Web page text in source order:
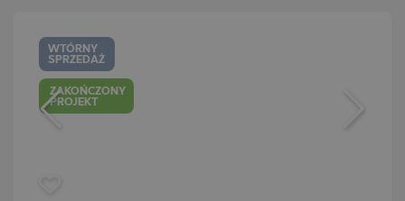
WTÓRNY
SPRZEDAŻ
ZAKOŃCZONY
PROJEKT